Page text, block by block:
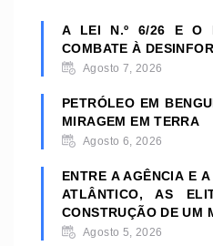
A LEI N.º 6/26 E O
COMBATE À
Agosto 7, 2026
PETRÓLEO EM
MIRAGEM EM TERRA
Agosto 6, 2026
ENTRE A AGÊNCIA E
ATLÂNTICO, AS
CONSTRUÇÃO DE UM
Agosto 5, 2026